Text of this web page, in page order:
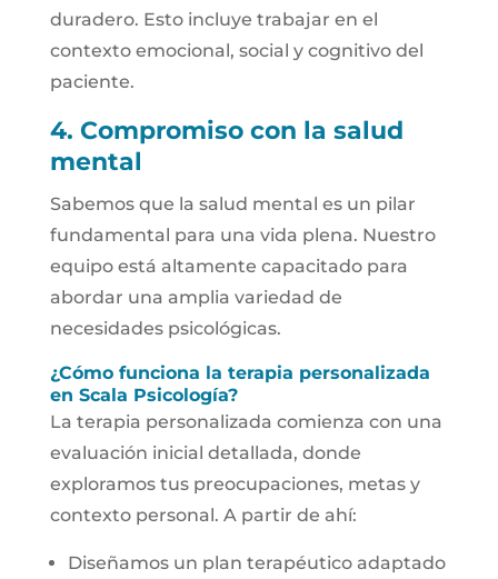
duradero. Esto incluye trabajar en el
contexto emocional, social y cognitivo del
paciente.
4. Compromiso con la salud
mental
Sabemos que la salud mental es un pilar
fundamental para una vida plena. Nuestro
equipo está altamente capacitado para
abordar una amplia variedad de
necesidades psicológicas.
¿Cómo funciona la terapia personalizada
en Scala Psicología?
La terapia personalizada comienza con una
evaluación inicial detallada, donde
exploramos tus preocupaciones, metas y
contexto personal. A partir de ahí:
Diseñamos un plan terapéutico adaptado